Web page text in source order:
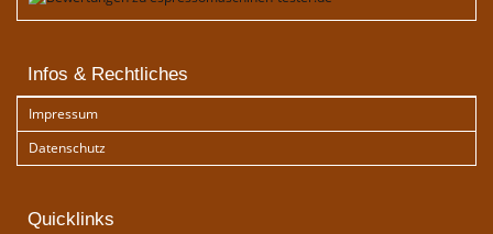
Infos & Rechtliches
Impressum
Datenschutz
Quicklinks